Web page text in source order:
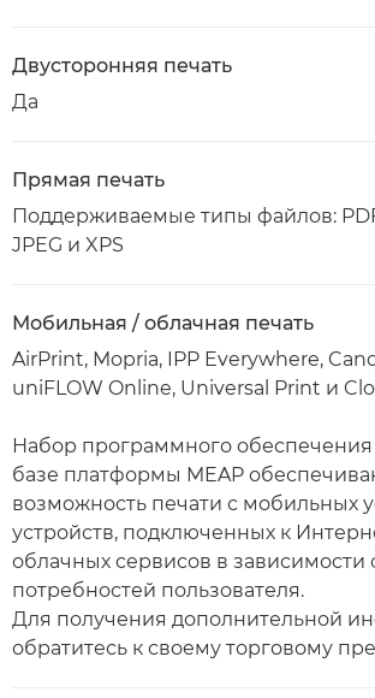
Двусторонняя печать
Да
Прямая печать
Поддерживаемые типы файлов:
JPEG и XPS
Мобильная / облачная печать
AirPrint, Mopria, IPP Everywhere,
uniFLOW Online, Universal Print и
Набор программного
базе платформы MEAP
возможность печати с мобильных
устройств, подключенных к
облачных сервисов в зависимости
потребностей пользователя.
Для получения дополнительной
обратитесь к своему торговому